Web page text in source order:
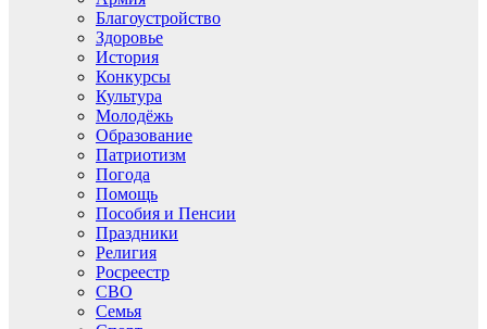
Благоустройство
Здоровье
История
Конкурсы
Культура
Молодёжь
Образование
Патриотизм
Погода
Помощь
Пособия и Пенсии
Праздники
Религия
Росреестр
СВО
Семья